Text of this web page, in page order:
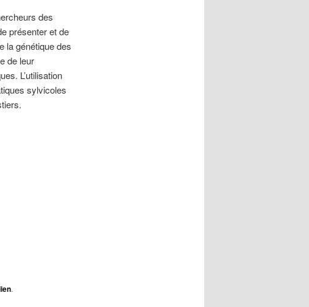
des
présenter et de
la génétique des
de leur
L’utilisation
sylvicoles
.